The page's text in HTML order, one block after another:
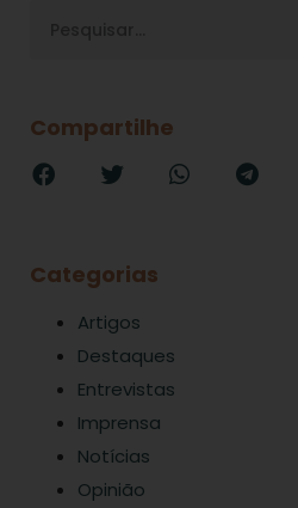
Compartilhe
Categorias
Artigos
Destaques
Entrevistas
Imprensa
Notícias
Opinião